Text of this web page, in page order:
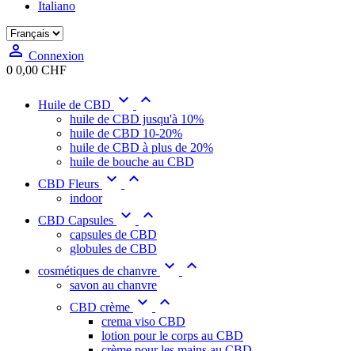
Italiano
 Connexion
0 0,00 CHF
Huile de CBD  
huile de CBD jusqu'à 10%
huile de CBD 10-20%
huile de CBD à plus de 20%
huile de bouche au CBD
CBD Fleurs  
indoor
CBD Capsules  
capsules de CBD
globules de CBD
cosmétiques de chanvre  
savon au chanvre
CBD crème  
crema viso CBD
lotion pour le corps au CBD